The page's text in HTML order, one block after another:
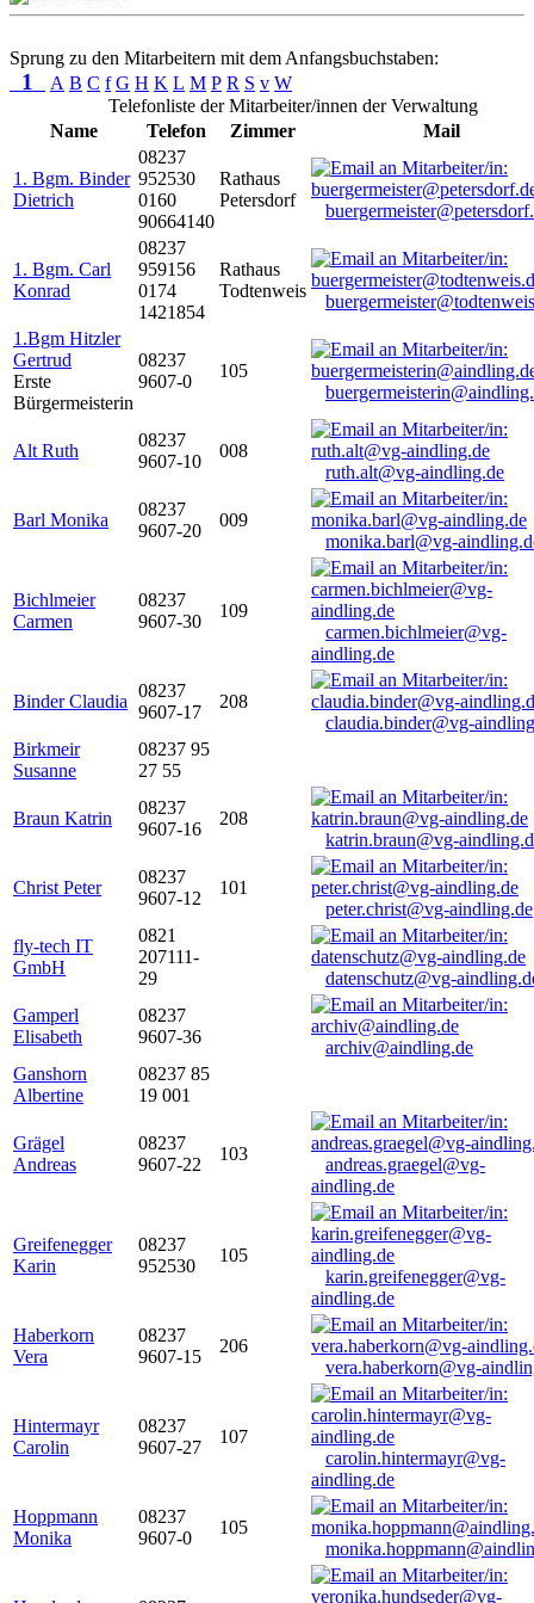
Sprung zu den Mitarbeitern mit dem Anfangsbuchstaben:
1 A B C f G H K L M P R S v W
Telefonliste der Mitarbeiter/innen der Verwaltung
Name
Telefon Zimmer Mail
1. Bgm. Binder
Dietrich
08237
952530
0160
90664140
Rathaus
Petersdorf
1. Bgm. Carl
Konrad
08237
959156
0174
1421854
Rathaus
Todtenweis
1.Bgm Hitzler
Gertrud
Erste
Bürgermeisterin
08237
9607-0
105
Alt Ruth
08237
9607-10
008
ruth.alt@vg-aindling.de
Barl Monika
08237
9607-20
009
monika.barl@vg-
Bichlmeier
Carmen
08237
9607-30
109
carmen.bichlmeier@vg-
aindling.de
Binder Claudia
08237
9607-17
208
claudia.binder@vg-
Birkmeir
Susanne
08237 95
27 55
Braun Katrin
08237
9607-16
208
katrin.braun@vg-
Christ Peter
08237
9607-12
101
peter.christ@vg-aindling.de
fly-tech IT
GmbH
0821
207111-
29
datenschutz@vg-
Gamperl
Elisabeth
08237
9607-36
archiv@aindling.de
Ganshorn
Albertine
08237 85
19 001
Grägel
Andreas
08237
9607-22
103
andreas.graegel@vg-
aindling.de
Greifenegger
Karin
08237
952530
105
karin.greifenegger@vg-
aindling.de
Haberkorn
Vera
08237
9607-15
206
vera.haberkorn@vg-
Hintermayr
Carolin
08237
9607-27
107
carolin.hintermayr@vg-
aindling.de
Hoppmann
Monika
08237
9607-0
105